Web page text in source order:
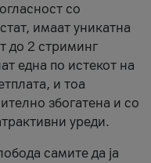
со
имаат уникатна
до 2 стриминг
една по истекот на
и тоа
збогатена и со
уреди.
самите да ја